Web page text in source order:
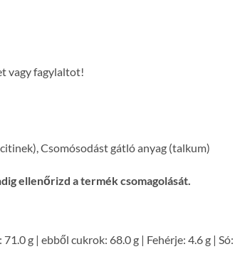
vagy fagylaltot!
Csomósodást gátló anyag (talkum)
ellenőrizd a termék csomagolását.
g | ebből cukrok: 68.0 g | Fehérje: 4.6 g |